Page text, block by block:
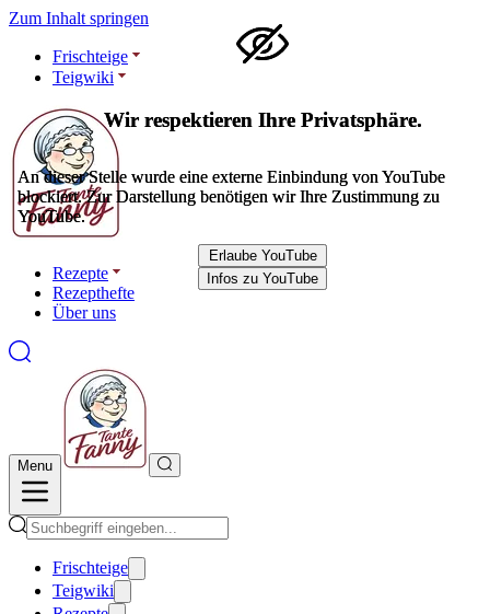
Zum Inhalt springen
Frischteige
Teigwiki
Rezepte
Rezepthefte
Über uns
Menu
Frischteige
Teigwiki
Wir respektieren Ihre Privatsphäre.
An dieser Stelle wurde eine externe Einbindung von YouTube
blockiert. Zur Darstellung benötigen wir Ihre Zustimmung zu
YouTube.
Erlaube YouTube
Infos zu YouTube
Wir respektieren Ihre Privatsphäre.
An dieser Stelle wurde eine externe Einbindung von YouTube
blockiert. Zur Darstellung benötigen wir Ihre Zustimmung zu
YouTube.
Erlaube YouTube
Infos zu YouTube